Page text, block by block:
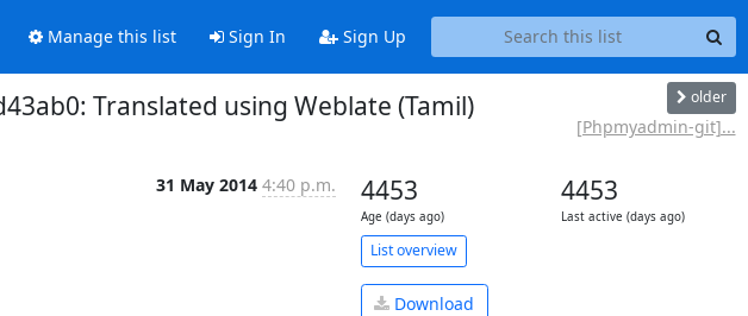
Manage this list Sign In Sign Up
Translated using Weblate (Tamil) older
[Phpmyadmin-git]...
31 May 2014 4:40 p.m. 4453
Age (days ago)
4453
Last active (days ago)
List overview
Download